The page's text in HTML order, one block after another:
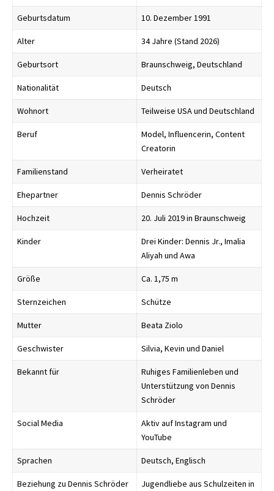
Geburtsdatum 10. Dezember 1991
Alter 34 Jahre (Stand 2026)
Geburtsort Braunschweig, Deutschland
Nationalität Deutsch
Wohnort Teilweise USA und Deutschland
Beruf
Model, Influencerin, Content
Creatorin
Familienstand Verheiratet
Ehepartner Dennis Schröder
Hochzeit 20. Juli 2019 in Braunschweig
Kinder
Drei Kinder: Dennis Jr., Imalia
Aliyah und Awa
Größe Ca. 1,75 m
Sternzeichen Schütze
Mutter Beata Ziolo
Geschwister Silvia, Kevin und Daniel
Bekannt für
Ruhiges Familienleben und
Unterstützung von Dennis
Schröder
Social Media
Aktiv auf Instagram und
YouTube
Sprachen Deutsch, Englisch
Beziehung zu Dennis Schröder
Jugendliebe aus Schulzeiten in